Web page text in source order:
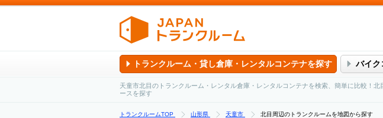
トランクルーム・貸し倉庫・レンタルコンテナを探す バイク
天童市北目のトランクルーム・レンタル倉庫・レンタルコンテナを検索、簡単に比較！
ースを探す
トランクルームTOP 山形県 天童市 北目周辺のトランクルームを地図から探す